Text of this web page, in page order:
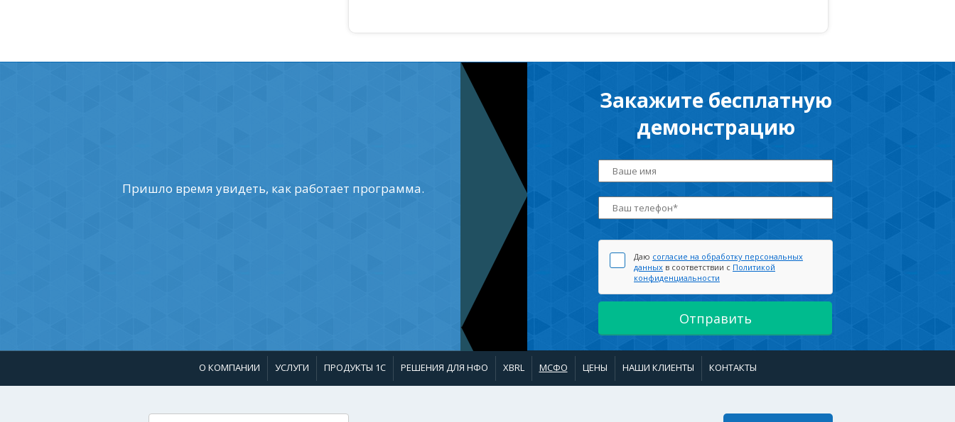
Пришло время увидеть, как работает программа.
Закажите бесплатную
демонстрацию
Даю согласие на обработку персональных
данных в соответствии с Политикой
конфиденциальности
О КОМПАНИИ УСЛУГИ ПРОДУКТЫ 1С РЕШЕНИЯ ДЛЯ НФО XBRL МСФО ЦЕНЫ НАШИ КЛИЕНТЫ КОНТАКТЫ